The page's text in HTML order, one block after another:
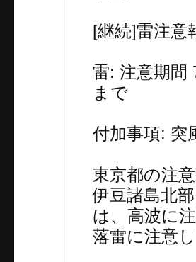
[継続]雷注意
雷: 注意期間
まで
付加事項: 突
東京都の注
伊豆諸島北
は、高波に
落雷に注意